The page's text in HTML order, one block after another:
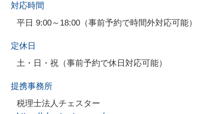
対応時間
平日 9:00～18:00（事前予約で時間外対応可能）
定休日
土・日・祝（事前予約で休日対応可能）
提携事務所
税理士法人チェスター